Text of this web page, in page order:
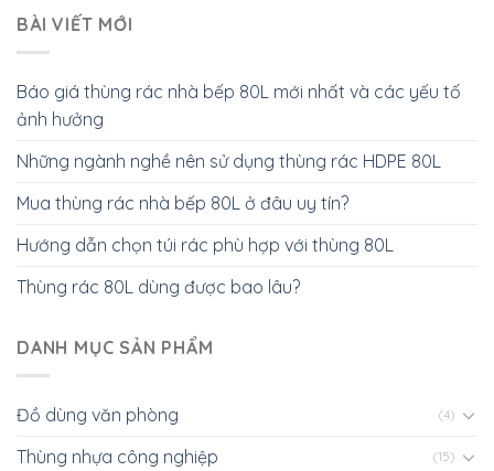
BÀI VIẾT MỚI
Báo giá thùng rác nhà bếp 80L mới nhất và các yếu tố
ảnh hưởng
Những ngành nghề nên sử dụng thùng rác HDPE 80L
Mua thùng rác nhà bếp 80L ở đâu uy tín?
Hướng dẫn chọn túi rác phù hợp với thùng 80L
Thùng rác 80L dùng được bao lâu?
DANH MỤC SẢN PHẨM
Đồ dùng văn phòng (4)
Thùng nhựa công nghiệp (15)